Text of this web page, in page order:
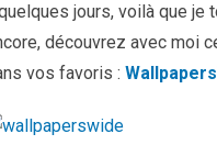
jours, voilà que je
découvrez avec moi
vos favoris :